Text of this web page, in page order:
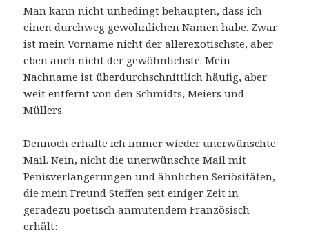
Man kann nicht unbedingt behaupten, dass ich
einen durchweg gewöhnlichen Namen habe. Zwar
ist mein Vorname nicht der allerexotischste, aber
eben auch nicht der gewöhnlichste. Mein
Nachname ist überdurchschnittlich häufig, aber
weit entfernt von den Schmidts, Meiers und
Müllers.
Dennoch erhalte ich immer wieder unerwünschte
Mail. Nein, nicht die unerwünschte Mail mit
Penisverlängerungen und ähnlichen Seriösitäten,
diemein Freund Steffen seit einiger Zeit in
geradezu poetisch anmutendem Französisch
erhält: